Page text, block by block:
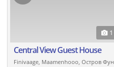
Central View Guest House
Finivaage, Maamenhooo, Остров